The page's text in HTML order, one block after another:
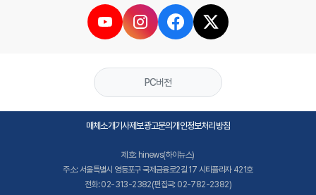
PC버전
매체소개기사제보광고문의개인정보처리방침
제호: hinews(하이뉴스)
주소: 서울특별시 영등포구 국제금융로2길 17 시티플라자 421호
전화: 02-313-2382(편집국: 02-782-2382)